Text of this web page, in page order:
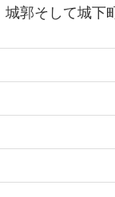
郭そして城下